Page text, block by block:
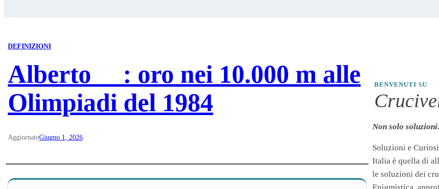
DEFINIZIONI
Alberto __: oro nei 10.000 m alle
Olimpiadi del 1984
AggiornatoGiugno 1, 2026
BENVENUTI SU
Non solo
Soluzioni e
Italia è quella di
le soluzioni dei